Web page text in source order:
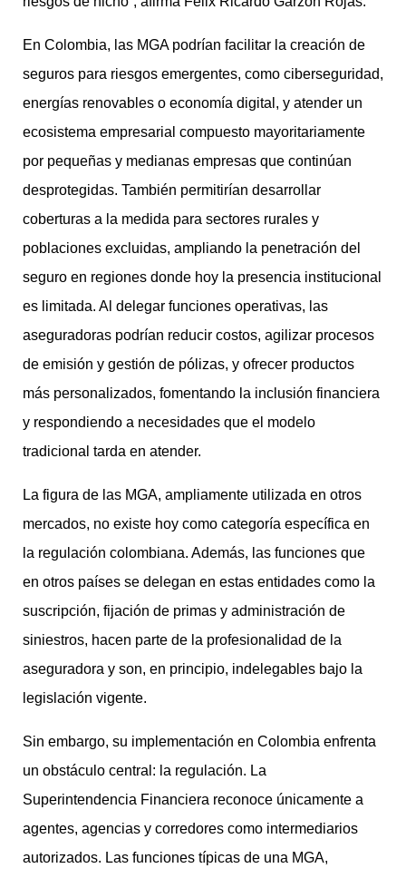
En Colombia, las MGA podrían facilitar la creación de
seguros para riesgos emergentes, como ciberseguridad,
energías renovables o economía digital, y atender un
ecosistema empresarial compuesto mayoritariamente
por pequeñas y medianas empresas que continúan
desprotegidas. También permitirían desarrollar
coberturas a la medida para sectores rurales y
poblaciones excluidas, ampliando la penetración del
seguro en regiones donde hoy la presencia institucional
es limitada. Al delegar funciones operativas, las
aseguradoras podrían reducir costos, agilizar procesos
de emisión y gestión de pólizas, y ofrecer productos
más personalizados, fomentando la inclusión financiera
y respondiendo a necesidades que el modelo
tradicional tarda en atender.
La figura de las MGA, ampliamente utilizada en otros
mercados, no existe hoy como categoría específica en
la regulación colombiana. Además, las funciones que
en otros países se delegan en estas entidades como la
suscripción, fijación de primas y administración de
siniestros, hacen parte de la profesionalidad de la
aseguradora y son, en principio, indelegables bajo la
legislación vigente.
Sin embargo, su implementación en Colombia enfrenta
un obstáculo central: la regulación. La
Superintendencia Financiera reconoce únicamente a
agentes, agencias y corredores como intermediarios
autorizados. Las funciones típicas de una MGA,